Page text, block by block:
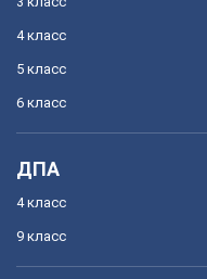
4 класс
5 класс
6 класс
ДПА
4 класс
9 класс